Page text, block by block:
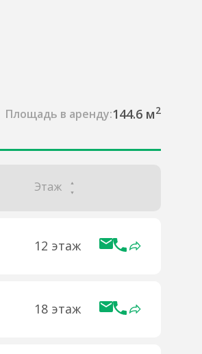
Площадь в аренду:144.6 м2
Этаж
12 этаж
18 этаж